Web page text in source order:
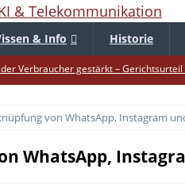
& Info Historie
Verbraucher gestärkt – Gerichtsurteil
auf die Mütze – Unklare Unlimited-
startet – Diese neuen Regeln gelten
von WhatsApp, Instagram
WhatsApp,